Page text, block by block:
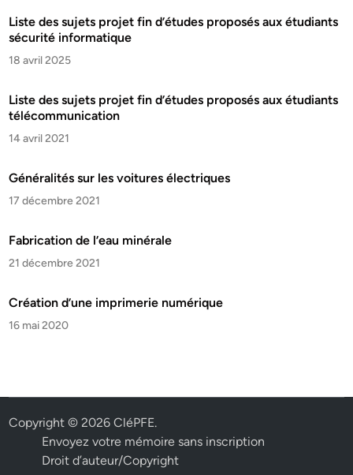
Liste des sujets projet fin d’études proposés aux étudiants
sécurité informatique
18 avril 2025
Liste des sujets projet fin d’études proposés aux étudiants
télécommunication
14 avril 2021
Généralités sur les voitures électriques
17 décembre 2021
Fabrication de l’eau minérale
21 décembre 2021
Création d’une imprimerie numérique
16 mai 2020
Copyright © 2026CléPFE.
Envoyez votre mémoire sans inscription
Droit d’auteur/Copyright